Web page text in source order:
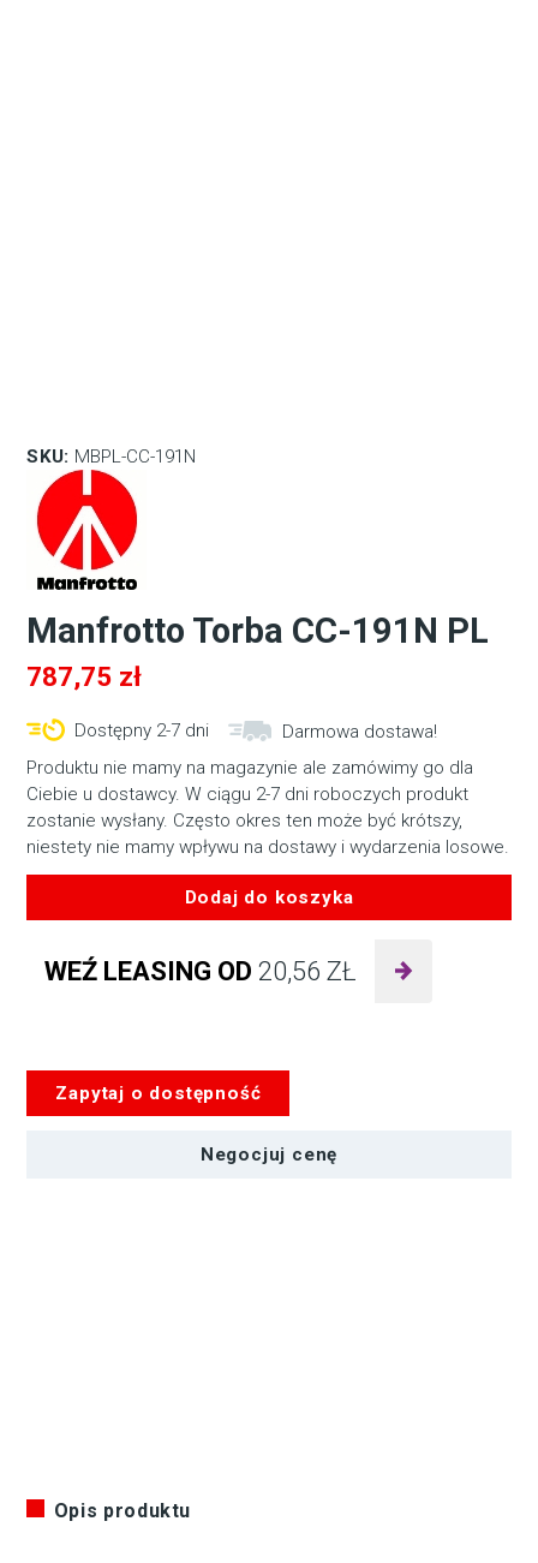
SKU: MBPL-CC-191N
Manfrotto Torba CC-191N PL
787,75 zł
Dostępny 2-7 dni
Darmowa dostawa!
Produktu nie mamy na magazynie ale zamówimy go dla
Ciebie u dostawcy. W ciągu 2-7 dni roboczych produkt
zostanie wysłany. Często okres ten może być krótszy,
niestety nie mamy wpływu na dostawy i wydarzenia losowe.
Dodaj do koszyka
Manfrotto
Torba
WEŹ LEASING OD20,56ZŁ
Zapytaj o dostępność
Negocjuj cenę
Opis produktu